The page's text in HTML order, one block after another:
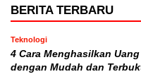
BERITA TERBARU
Teknologi
4 Cara Menghasilkan Uang
dengan Mudah dan